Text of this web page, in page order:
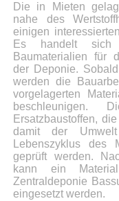
Die in Mieten
nahe des
einigen
Es handelt sich
Baumaterialien für
der Deponie.
werden die
vorgelagerten
beschleunigen.
Ersatzbaustoffen,
damit der
Lebenszyklus
geprüft werden.
kann ein
Zentraldeponie
eingesetzt werden.